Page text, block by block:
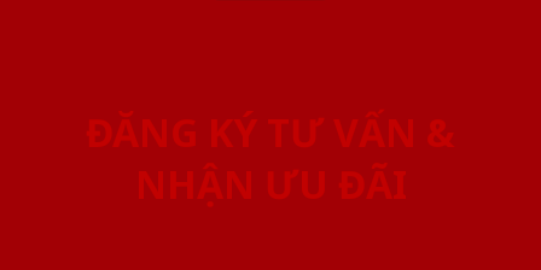
ĐĂNG KÝ TƯ VẤN &
NHẬN ƯU ĐÃI